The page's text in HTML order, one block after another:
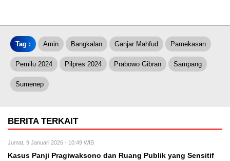
Tag : Amin Bangkalan Ganjar Mahfud Pamekasan
Pemilu 2024 Pilpres 2024 Prabowo Gibran Sampang
Sumenep
BERITA TERKAIT
Jumat, 9 Januari 2026 - 10:49 WIB
Kasus Panji Pragiwaksono dan Ruang Publik yang Sensitif